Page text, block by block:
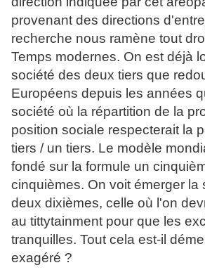
provenant des directions
recherche nous ramène tout
Temps modernes. On est déjà
société des deux tiers que
Européens depuis les années
société où la répartition de la
position sociale respecterait la
tiers / un tiers. Le modèle
fondé sur la formule un
cinquièmes. On voit émerger la
deux dixièmes, celle où l'on
au tittytainment pour que les
tranquilles. Tout cela est-il
exagéré ?